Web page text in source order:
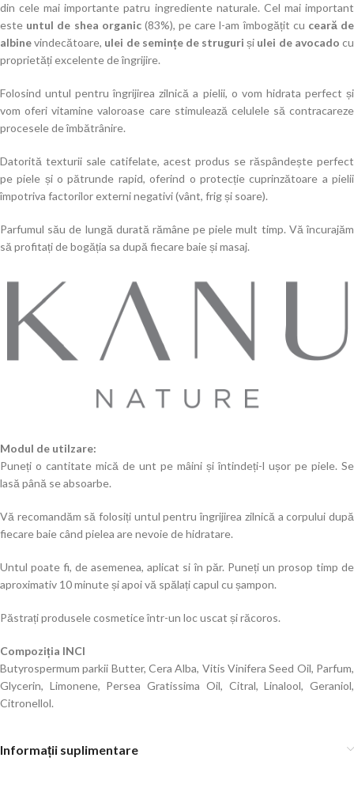
din cele mai importante patru ingrediente naturale. Cel mai important
este untul de shea organic(83%), pe care l-am îmbogățit cu ceară de
albinevindecătoare, ulei de semințe de struguri și ulei de avocado cu
proprietăți excelente de îngrijire.
Folosind untul pentru îngrijirea zilnică a pielii, o vom hidrata perfect și
vom oferi vitamine valoroase care stimulează celulele să contracareze
procesele de îmbătrânire.
Datorită texturii sale catifelate, acest produs se răspândește perfect
pe piele și o pătrunde rapid, oferind o protecție cuprinzătoare a pielii
împotriva factorilor externi negativi (vânt, frig și soare).
Parfumul său de lungă durată rămâne pe piele mult timp. Vă încurajăm
să profitați de bogăția sa după fiecare baie și masaj.
Modul de utilzare:
Puneți o cantitate mică de unt pe mâini și întindeți-l ușor pe piele. Se
lasă până se absoarbe.
Vă recomandăm să folosiți untul pentru îngrijirea zilnică a corpului după
fiecare baie când pielea are nevoie de hidratare.
Untul poate fi, de asemenea, aplicat si în păr. Puneți un prosop timp de
aproximativ 10 minute și apoi vă spălați capul cu șampon.
Păstrați produsele cosmetice într-un loc uscat și răcoros.
Compoziția INCI
Butyrospermum parkii Butter, Cera Alba, Vitis Vinifera Seed Oil, Parfum,
Glycerin, Limonene, Persea Gratissima Oil, Citral, Linalool, Geraniol,
Citronellol.
Informații suplimentare